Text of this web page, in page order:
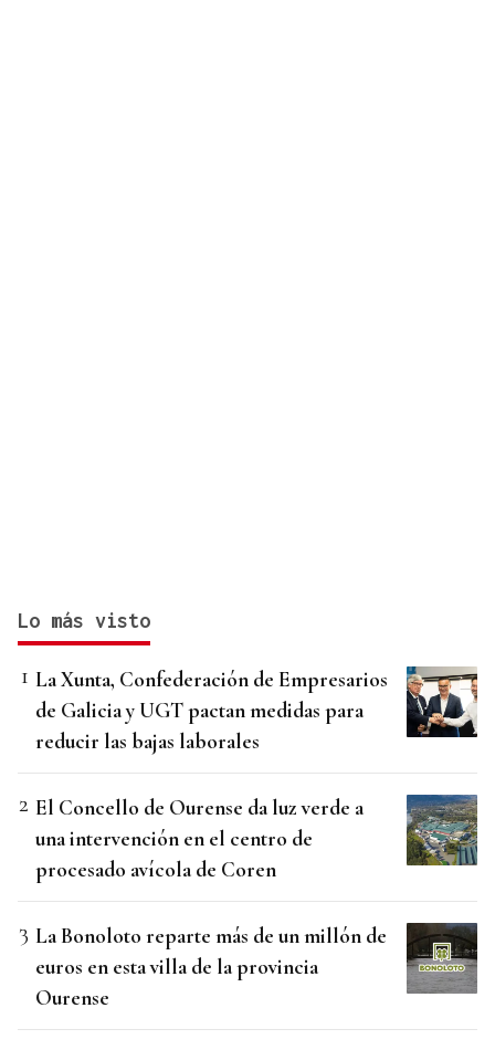
Lo más visto
La Xunta, Confederación de Empresarios
de Galicia y UGT pactan medidas para
reducir las bajas laborales
El Concello de Ourense da luz verde a
una intervención en el centro de
procesado avícola de Coren
La Bonoloto reparte más de un millón de
euros en esta villa de la provincia
Ourense